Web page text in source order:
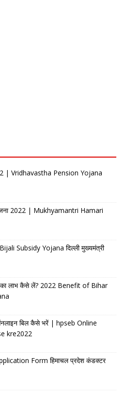
| Vridhavastha Pension Yojana
2022 | Mukhyamantri Hamari
Subsidy Yojana दिल्ली मुख्यमंत्री
का लाभ कैसे लें? 2022 Benefit of Bihar
ऑनलाइन बिल कैसे भरें | hpseb Online
kre2022
Form हिमाचल प्रदेश कंडक्टर